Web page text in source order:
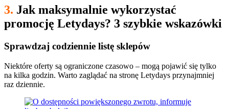
3. Jak maksymalnie wykorzystać
promocję Letydays? 3 szybkie wskazówki
Sprawdzaj codziennie listę sklepów
Niektóre oferty są ograniczone czasowo – mogą pojawić się tylko
na kilka godzin. Warto zaglądać na stronę Letydays przynajmniej
raz dziennie.